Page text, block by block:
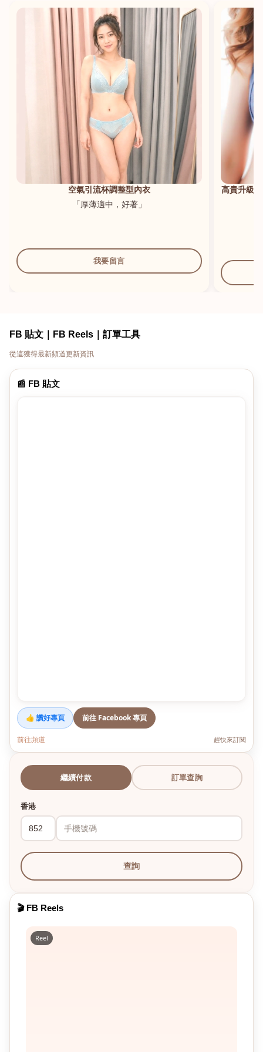
空氣引流杯調整型內衣
「厚薄適中，好著」
我要留言
高貴升級
FB 貼文｜FB Reels｜訂單工具
從這獲得最新頻道更新資訊
📰 FB 貼文
👍 讚好專頁 前往 Facebook 專頁
前往頻道 趕快來訂閱
繼續付款 訂單查詢
香港
查詢
🎬 FB Reels
Reel
港澳中文
English